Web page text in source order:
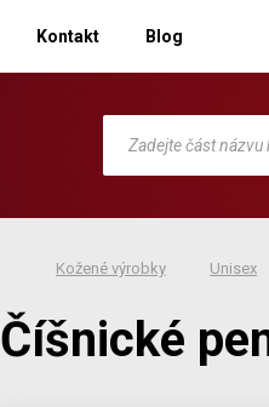
Kontakt Blog
Kožené výrobky Unisex
Číšnické